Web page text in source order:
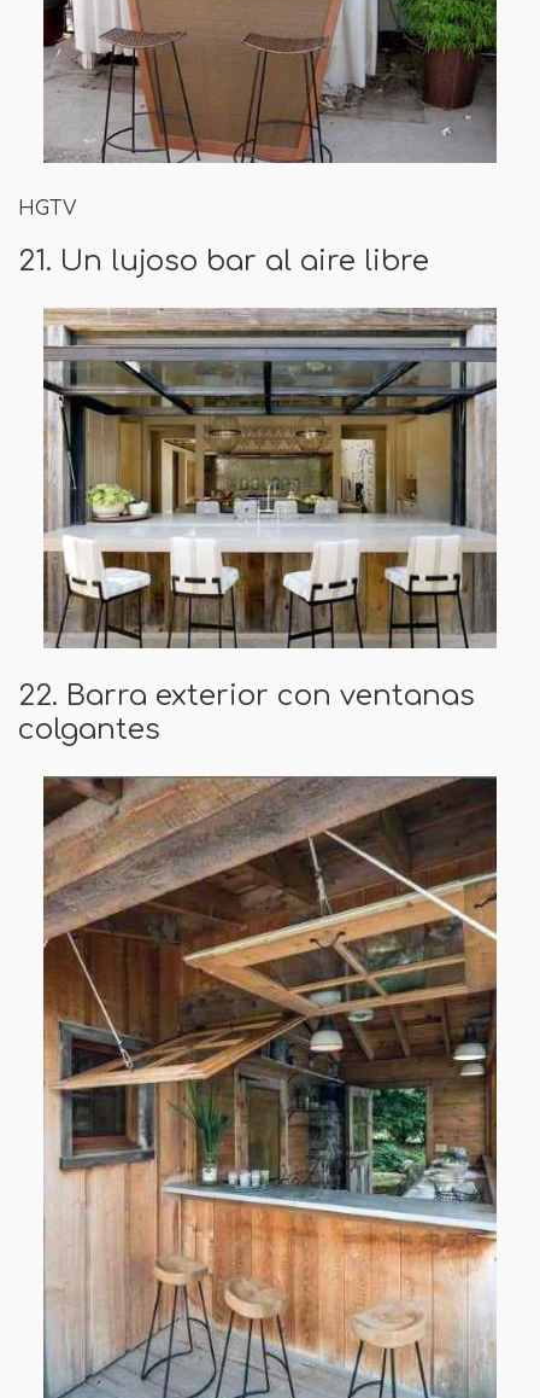
HGTV
21. Un lujoso bar al aire libre
22. Barra exterior con ventanas
colgantes